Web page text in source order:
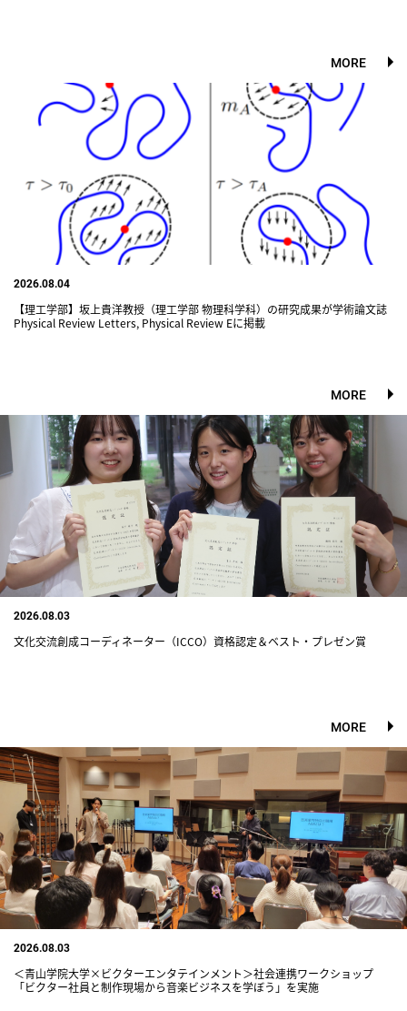
MORE
2026.08.04
【理工学部】坂上貴洋教授（理工学部 物理科学科）の研究成果が学術論文誌
Physical Review Letters, Physical Review Eに掲載
MORE
2026.08.03
文化交流創成コーディネーター（ICCO）資格認定＆ベスト・プレゼン賞
MORE
2026.08.03
＜青山学院大学×ビクターエンタテインメント＞社会連携ワークショップ
「ビクター社員と制作現場から音楽ビジネスを学ぼう」を実施